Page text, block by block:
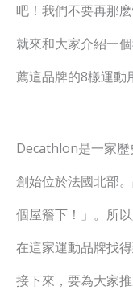
吧！我們不要再那
就來和大家介紹一
薦這品牌的8樣運動
Decathlon是一家歷
創始位於法國北部
個屋簷下！」。所
在這家運動品牌找得
接下來，要為大家